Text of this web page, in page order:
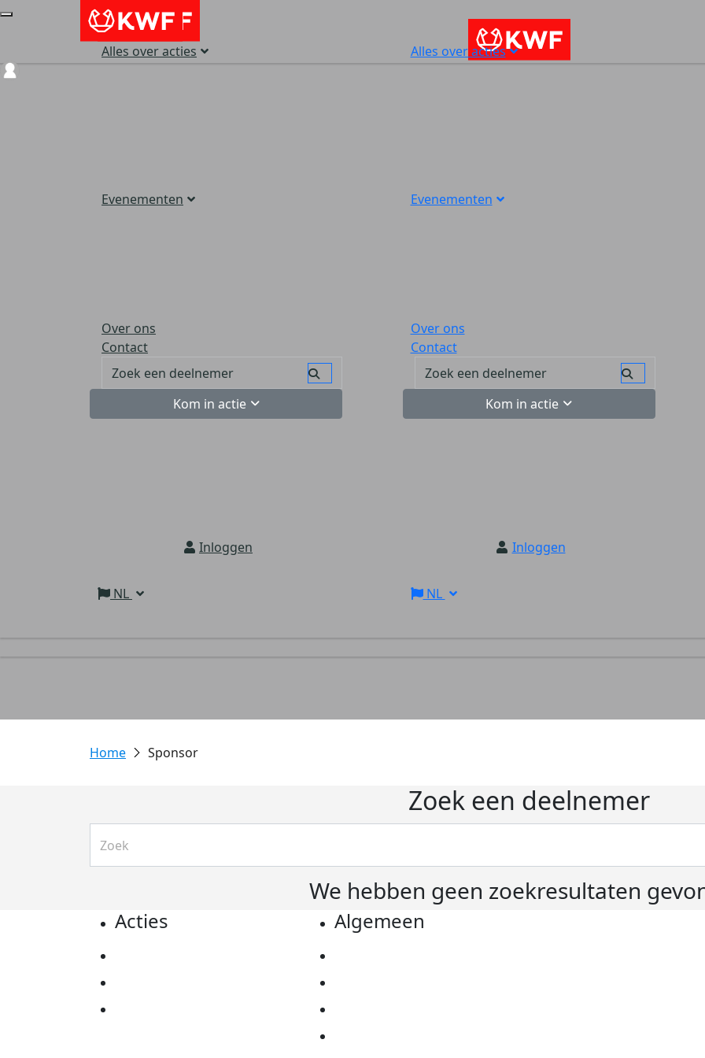
Alles over acties
Evenementen
Over ons
Contact
Kom in actie
Inloggen
NL
Alles over acties
Evenementen
Over ons
Contact
Kom in actie
Inloggen
NL
Sponsor
Zoek een deelnemer
We hebben geen zoekresultaten
Acties Algemeen